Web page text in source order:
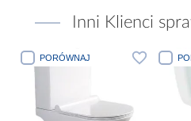
Inni Klienci
PORÓWNAJ